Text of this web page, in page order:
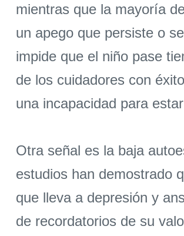
mientras que la mayoría
un apego que persiste o
impide que el niño pase
de los cuidadores con
una incapacidad para
Otra señal es la baja
estudios han demostrado
que lleva a depresión y
de recordatorios de su